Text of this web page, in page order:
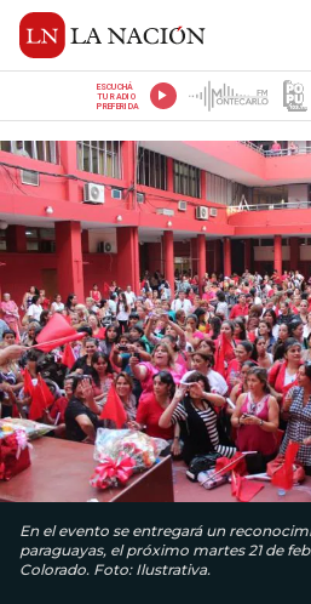
ESCUCHÁ
TU RADIO
PREFERIDA
En el evento se entregará un
paraguayas, el próximo martes 21 de
Colorado. Foto: Ilustrativa.